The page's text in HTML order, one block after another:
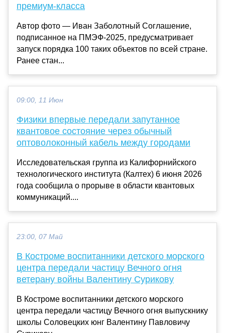
премиум-класса
Автор фото — Иван Заболотный Соглашение,
подписанное на ПМЭФ-2025, предусматривает
запуск порядка 100 таких объектов по всей стране.
Ранее стан...
09:00, 11 Июн
Физики впервые передали запутанное
квантовое состояние через обычный
оптоволоконный кабель между городами
Исследовательская группа из Калифорнийского
технологического института (Калтех) 6 июня 2026
года сообщила о прорыве в области квантовых
коммуникаций....
23:00, 07 Май
В Костроме воспитанники детского морского
центра передали частицу Вечного огня
ветерану войны Валентину Сурикову
В Костроме воспитанники детского морского
центра передали частицу Вечного огня выпускнику
школы Соловецких юнг Валентину Павловичу